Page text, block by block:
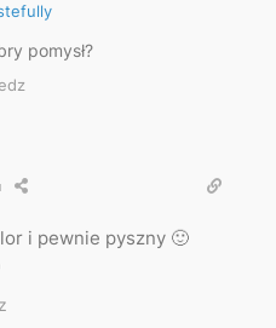
pomysł?
i pewnie pyszny 🙂